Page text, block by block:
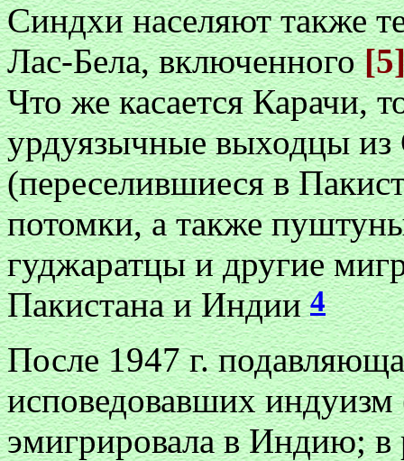
Синдхи населяют также
Лас-Бела, включенного
Что же касается Карачи,
урдуязычные выходцы
(переселившиеся в
потомки, а также
гуджаратцы и другие
Пакистана и Индии4
После 1947 г.
исповедовавших
эмигрировала в Индию; в